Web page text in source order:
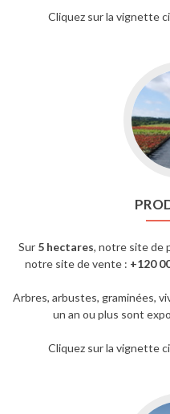
Cliquez sur la vignette
Sur 5 hectares, notre site de
notre site de vente : +120
Arbres, arbustes, graminées,
un an ou plus sont
Cliquez sur la vignette